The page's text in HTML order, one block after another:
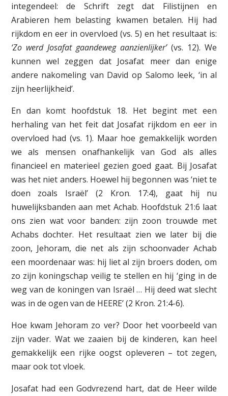
integendeel: de Schrift zegt dat Filistijnen en
Arabieren hem belasting kwamen betalen. Hij had
rijkdom en eer in overvloed (vs. 5) en het resultaat is:
‘Zo werd Josafat gaandeweg aanzienlijker’(vs. 12). We
kunnen wel zeggen dat Josafat meer dan enige
andere nakomeling van David op Salomo leek, ‘in al
zijn heerlijkheid’.
En dan komt hoofdstuk 18. Het begint met een
herhaling van het feit dat Josafat rijkdom en eer in
overvloed had (vs. 1). Maar hoe gemakkelijk worden
we als mensen onafhankelijk van God als alles
financieel en materieel gezien goed gaat. Bij Josafat
was het niet anders. Hoewel hij begonnen was ‘niet te
doen zoals Israël’ (2 Kron. 17:4), gaat hij nu
huwelijksbanden aan met Achab. Hoofdstuk 21:6 laat
ons zien wat voor banden: zijn zoon trouwde met
Achabs dochter. Het resultaat zien we later bij die
zoon, Jehoram, die net als zijn schoonvader Achab
een moordenaar was: hij liet al zijn broers doden, om
zo zijn koningschap veilig te stellen en hij ‘ging in de
weg van de koningen van Israël … Hij deed wat slecht
was in de ogen van de HEERE’ (2 Kron. 21:4-6).
Hoe kwam Jehoram zo ver? Door het voorbeeld van
zijn vader. Wat we zaaien bij de kinderen, kan heel
gemakkelijk een rijke oogst opleveren – tot zegen,
maar ook tot vloek.
Josafat had een Godvrezend hart, dat de Heer wilde